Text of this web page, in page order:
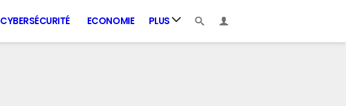
CYBERSÉCURITÉ ECONOMIE PLUS